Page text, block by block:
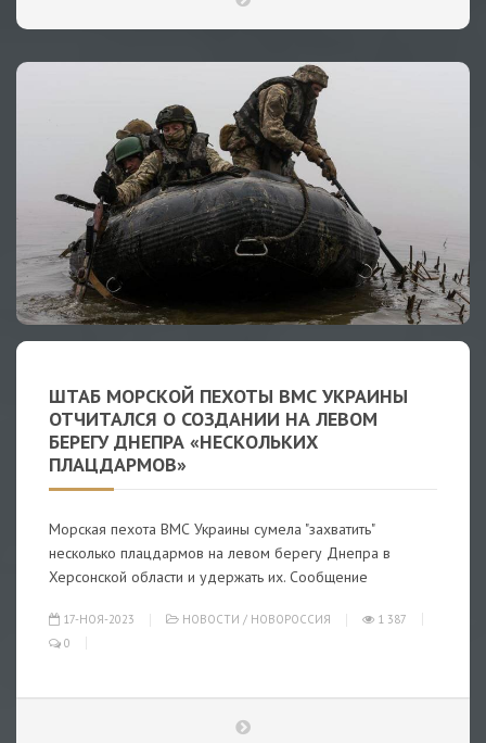
ШТАБ МОРСКОЙ ПЕХОТЫ ВМС УКРАИНЫ
ОТЧИТАЛСЯ О СОЗДАНИИ НА ЛЕВОМ
БЕРЕГУ ДНЕПРА «НЕСКОЛЬКИХ
ПЛАЦДАРМОВ»
Морская пехота ВМС Украины сумела "захватить"
несколько плацдармов на левом берегу Днепра в
Херсонской области и удержать их. Сообщение
17-НОЯ-2023 НОВОСТИ / НОВОРОССИЯ
1 387
0